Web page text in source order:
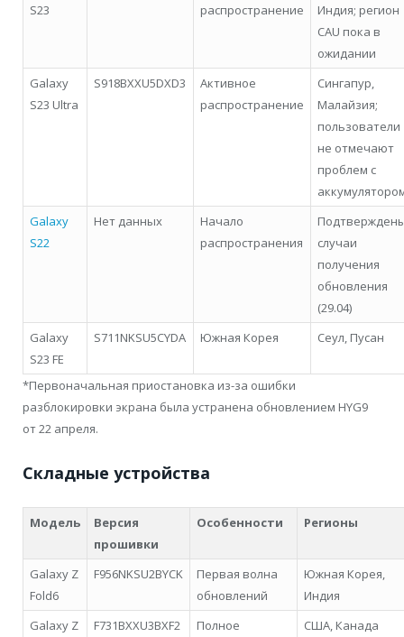
S23
распространение
Индия; регион
CAU пока в
ожидании
Galaxy
S23 Ultra
S918BXXU5DXD3
Активное
распространение
Сингапур,
Малайзия;
пользователи
не отмечают
проблем с
Galaxy
S22
Нет данных
Начало
распространения
случаи
получения
обновления
(29.04)
Galaxy
S23 FE
S711NKSU5CYDA Южная Корея Сеул, Пусан
*Первоначальная приостановка из-за ошибки
разблокировки экрана была устранена обновлением HYG9
от 22 апреля.
Складные устройства
Модель
Версия
прошивки
Особенности Регионы
Galaxy Z
Fold6
F956NKSU2BYCK
Первая волна
обновлений
Южная Корея,
Индия
Galaxy Z
F731BXXU3BXF2
Полное
США, Канада